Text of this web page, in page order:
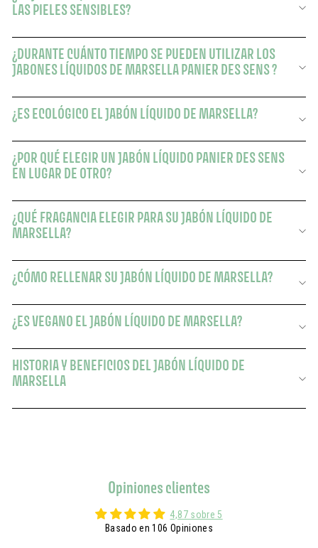
LAS PIELES SENSIBLES?
¿DURANTE CUÁNTO TIEMPO SE PUEDEN UTILIZAR LOS
JABONES LÍQUIDOS DE MARSELLA PANIER DES SENS ?
¿ES ECOLÓGICO EL JABÓN LÍQUIDO DE MARSELLA?
¿POR QUÉ ELEGIR UN JABÓN LÍQUIDO PANIER DES SENS
EN LUGAR DE OTRO?
¿QUÉ FRAGANCIA ELEGIR PARA SU JABÓN LÍQUIDO DE
MARSELLA?
¿CÓMO RELLENAR SU JABÓN LÍQUIDO DE MARSELLA?
¿ES VEGANO EL JABÓN LÍQUIDO DE MARSELLA?
HISTORIA Y BENEFICIOS DEL JABÓN LÍQUIDO DE
MARSELLA
Opiniones clientes
4,87 sobre 5
Basado en 106 Opiniones